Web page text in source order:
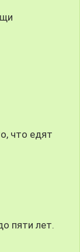
что едят
пяти лет.